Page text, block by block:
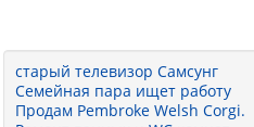
старый телевизор Самсунг
Семейная пара ищет работу
Продам Pembroke Welsh Corgi.